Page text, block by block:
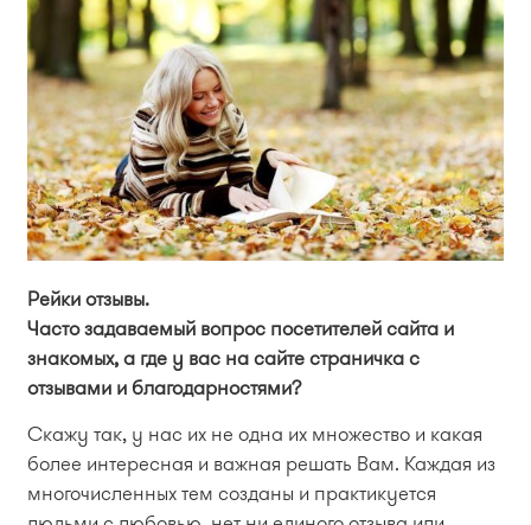
Рейки отзывы.
Часто задаваемый вопрос посетителей сайта и
знакомых, а где у вас на сайте страничка с
отзывами и благодарностями?
Скажу так, у нас их не одна их множество и какая
более интересная и важная решать Вам. Каждая из
многочисленных тем созданы и практикуется